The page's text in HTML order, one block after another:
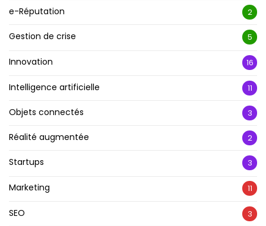
e-Réputation 2
Gestion de crise 5
Innovation 16
Intelligence artificielle 11
Objets connectés 3
Réalité augmentée 2
Startups 3
Marketing 11
SEO 3